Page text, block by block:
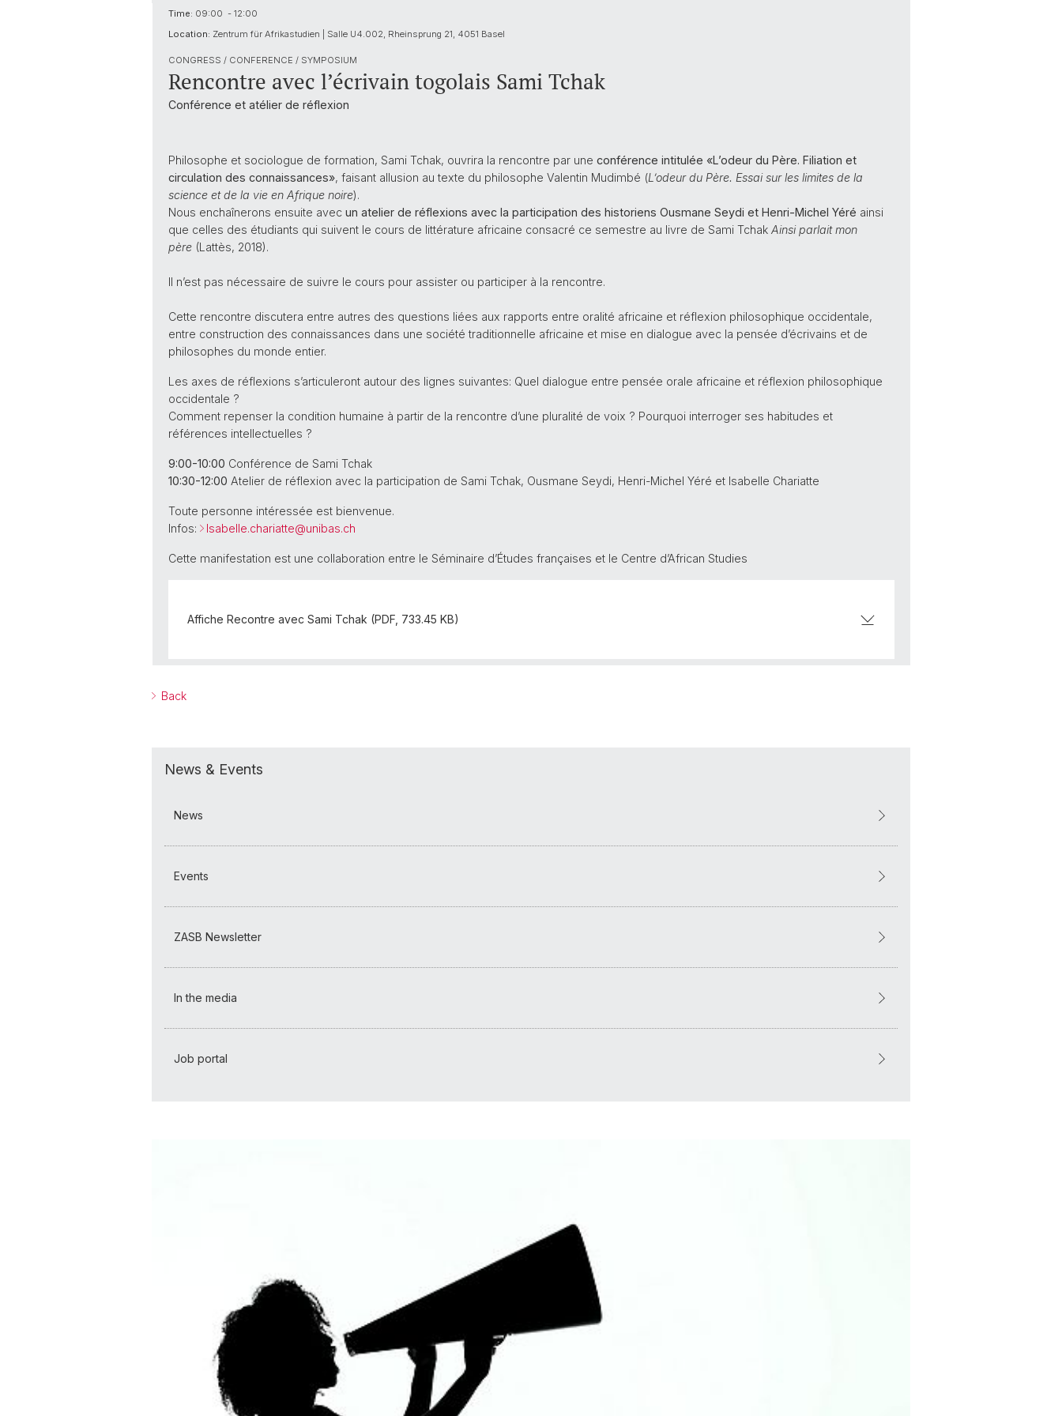
Time: 09:00 - 12:00
Location: Zentrum für Afrikastudien | Salle U4.002, Rheinsprung 21, 4051 Basel
CONGRESS / CONFERENCE / SYMPOSIUM
Rencontre avec l’écrivain togolais Sami Tchak
Conférence et atélier de réflexion
Philosophe et sociologue de formation, Sami Tchak, ouvrira la rencontre par une conférence intitulée «L’odeur du Père. Filiation et
circulation des connaissances», faisant allusion au texte du philosophe Valentin Mudimbé (L’odeur du Père. Essai sur les limites de la
science et de la vie en Afrique noire).
Nous enchaînerons ensuite avec un atelier de réflexions avec la participation des historiens Ousmane Seydi et Henri-Michel Yéré ainsi
que celles des étudiants qui suivent le cours de littérature africaine consacré ce semestre au livre de Sami Tchak Ainsi parlait mon
père (Lattès, 2018).
Il n’est pas nécessaire de suivre le cours pour assister ou participer à la rencontre.
Cette rencontre discutera entre autres des questions liées aux rapports entre oralité africaine et réflexion philosophique occidentale,
entre construction des connaissances dans une société traditionnelle africaine et mise en dialogue avec la pensée d’écrivains et de
philosophes du monde entier.
Les axes de réflexions s’articuleront autour des lignes suivantes: Quel dialogue entre pensée orale africaine et réflexion philosophique
occidentale ?
Comment repenser la condition humaine à partir de la rencontre d’une pluralité de voix ? Pourquoi interroger ses habitudes et
références intellectuelles ?
9:00-10:00 Conférence de Sami Tchak
10:30-12:00 Atelier de réflexion avec la participation de Sami Tchak, Ousmane Seydi, Henri-Michel Yéré et Isabelle Chariatte
Toute personne intéressée est bienvenue.
Infos:
Isabelle.chariatte@unibas.ch
Cette manifestation est une collaboration entre le Séminaire d’Études françaises et le Centre d’African Studies
Affiche Recontre avec Sami Tchak (PDF, 733.45 KB)
Back
News & Events
News
Events
ZASB Newsletter
In the media
Job portal